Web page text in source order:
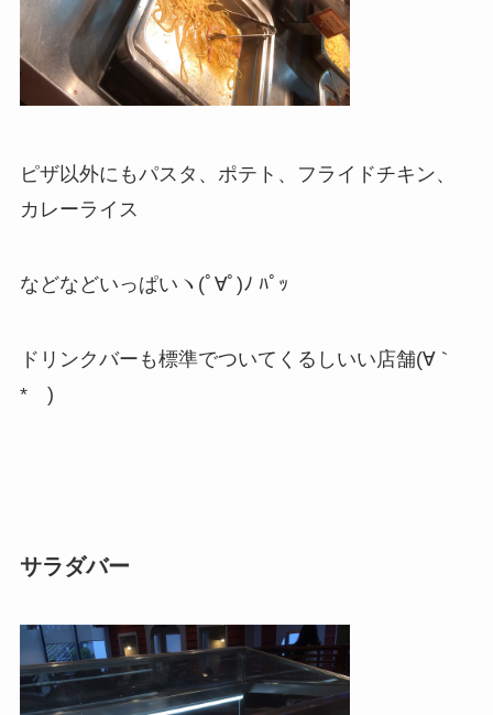
ピザ以外にもパスタ、ポテト、フライドチキン、
カレーライス
などなどいっぱいヽ(ﾟ∀ﾟ)ﾉ ﾊﾟｯ
ドリンクバーも標準でついてくるしいい店舗(∀｀
*ゞ)
サラダバー